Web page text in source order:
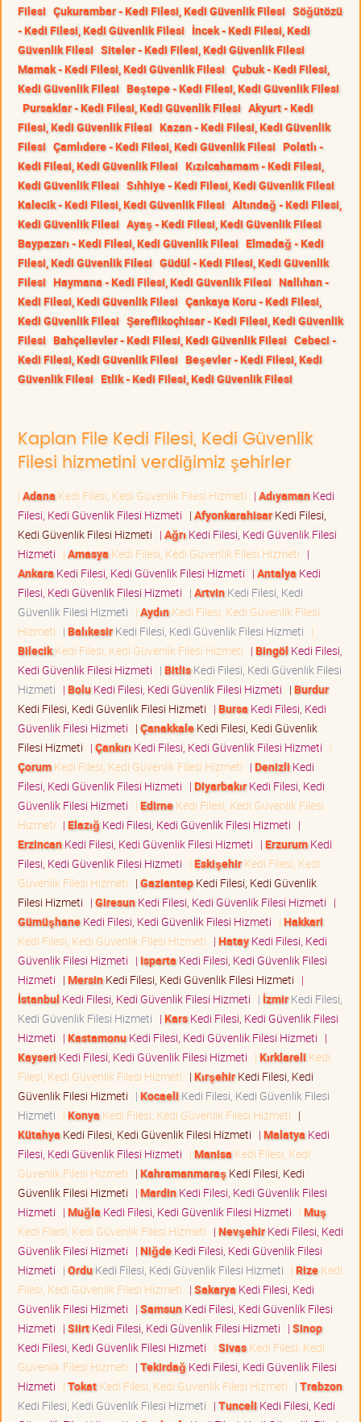
Filesi Çukurambar - Kedi Filesi, Kedi Güvenlik Filesi Söğütözü
- Kedi Filesi, Kedi Güvenlik Filesi İncek - Kedi Filesi, Kedi
Güvenlik Filesi Siteler - Kedi Filesi, Kedi Güvenlik Filesi
Mamak - Kedi Filesi, Kedi Güvenlik Filesi Çubuk - Kedi Filesi,
Kedi Güvenlik Filesi Beştepe - Kedi Filesi, Kedi Güvenlik Filesi
Pursaklar - Kedi Filesi, Kedi Güvenlik Filesi Akyurt - Kedi
Filesi, Kedi Güvenlik Filesi Kazan - Kedi Filesi, Kedi Güvenlik
Filesi Çamlıdere - Kedi Filesi, Kedi Güvenlik Filesi Polatlı -
Kedi Filesi, Kedi Güvenlik Filesi Kızılcahamam - Kedi Filesi,
Kedi Güvenlik Filesi Sıhhiye - Kedi Filesi, Kedi Güvenlik Filesi
Kalecik - Kedi Filesi, Kedi Güvenlik Filesi Altındağ - Kedi Filesi,
Kedi Güvenlik Filesi Ayaş - Kedi Filesi, Kedi Güvenlik Filesi
Baypazarı - Kedi Filesi, Kedi Güvenlik Filesi Elmadağ - Kedi
Filesi, Kedi Güvenlik Filesi Güdül - Kedi Filesi, Kedi Güvenlik
Filesi Haymana - Kedi Filesi, Kedi Güvenlik Filesi Nallıhan -
Kedi Filesi, Kedi Güvenlik Filesi Çankaya Koru - Kedi Filesi,
Kedi Güvenlik Filesi Şereflikoçhisar - Kedi Filesi, Kedi Güvenlik
Filesi Bahçelievler - Kedi Filesi, Kedi Güvenlik Filesi Cebeci -
Kedi Filesi, Kedi Güvenlik Filesi Beşevler - Kedi Filesi, Kedi
Güvenlik Filesi Etlik - Kedi Filesi, Kedi Güvenlik Filesi
Kaplan File Kedi Filesi, Kedi Güvenlik
Filesi hizmetini verdiğimiz şehirler
| Adana Kedi Filesi, Kedi Güvenlik Filesi Hizmeti | AdıyamanKedi
Filesi, Kedi Güvenlik Filesi Hizmeti | AfyonkarahisarKedi Filesi,
Kedi Güvenlik Filesi Hizmeti | Ağrı Kedi Filesi, Kedi Güvenlik Filesi
Hizmeti | Amasya Kedi Filesi, Kedi Güvenlik Filesi Hizmeti |
Ankara Kedi Filesi, Kedi Güvenlik Filesi Hizmeti | Antalya Kedi
Filesi, Kedi Güvenlik Filesi Hizmeti | ArtvinKedi Filesi, Kedi
Güvenlik Filesi Hizmeti | AydınKedi Filesi, Kedi Güvenlik Filesi
Hizmeti | BalıkesirKedi Filesi, Kedi Güvenlik Filesi Hizmeti |
BilecikKedi Filesi, Kedi Güvenlik Filesi Hizmeti | Bingöl Kedi Filesi,
Kedi Güvenlik Filesi Hizmeti | BitlisKedi Filesi, Kedi Güvenlik Filesi
Hizmeti | BoluKedi Filesi, Kedi Güvenlik Filesi Hizmeti | Burdur
Kedi Filesi, Kedi Güvenlik Filesi Hizmeti | Bursa Kedi Filesi, Kedi
Güvenlik Filesi Hizmeti | ÇanakkaleKedi Filesi, Kedi Güvenlik
Filesi Hizmeti | Çankırı Kedi Filesi, Kedi Güvenlik Filesi Hizmeti |
ÇorumKedi Filesi, Kedi Güvenlik Filesi Hizmeti | Denizli Kedi
Filesi, Kedi Güvenlik Filesi Hizmeti | DiyarbakırKedi Filesi, Kedi
Güvenlik Filesi Hizmeti | EdirneKedi Filesi, Kedi Güvenlik Filesi
Hizmeti | Elazığ Kedi Filesi, Kedi Güvenlik Filesi Hizmeti |
ErzincanKedi Filesi, Kedi Güvenlik Filesi Hizmeti | ErzurumKedi
Filesi, Kedi Güvenlik Filesi Hizmeti | EskişehirKedi Filesi, Kedi
Güvenlik Filesi Hizmeti | GaziantepKedi Filesi, Kedi Güvenlik
Filesi Hizmeti | GiresunKedi Filesi, Kedi Güvenlik Filesi Hizmeti |
GümüşhaneKedi Filesi, Kedi Güvenlik Filesi Hizmeti | Hakkari
Kedi Filesi, Kedi Güvenlik Filesi Hizmeti | HatayKedi Filesi, Kedi
Güvenlik Filesi Hizmeti | Isparta Kedi Filesi, Kedi Güvenlik Filesi
Hizmeti | MersinKedi Filesi, Kedi Güvenlik Filesi Hizmeti |
İstanbul Kedi Filesi, Kedi Güvenlik Filesi Hizmeti | İzmirKedi Filesi,
Kedi Güvenlik Filesi Hizmeti | KarsKedi Filesi, Kedi Güvenlik Filesi
Hizmeti | KastamonuKedi Filesi, Kedi Güvenlik Filesi Hizmeti |
Kayseri Kedi Filesi, Kedi Güvenlik Filesi Hizmeti | Kırklareli Kedi
Filesi, Kedi Güvenlik Filesi Hizmeti | KırşehirKedi Filesi, Kedi
Güvenlik Filesi Hizmeti | Kocaeli Kedi Filesi, Kedi Güvenlik Filesi
Hizmeti | Konya Kedi Filesi, Kedi Güvenlik Filesi Hizmeti |
Kütahya Kedi Filesi, Kedi Güvenlik Filesi Hizmeti | Malatya Kedi
Filesi, Kedi Güvenlik Filesi Hizmeti | Manisa Kedi Filesi, Kedi
Güvenlik Filesi Hizmeti | Kahramanmaraş Kedi Filesi, Kedi
Güvenlik Filesi Hizmeti | MardinKedi Filesi, Kedi Güvenlik Filesi
Hizmeti | Muğla Kedi Filesi, Kedi Güvenlik Filesi Hizmeti | Muş
Kedi Filesi, Kedi Güvenlik Filesi Hizmeti | NevşehirKedi Filesi, Kedi
Güvenlik Filesi Hizmeti | NiğdeKedi Filesi, Kedi Güvenlik Filesi
Hizmeti | OrduKedi Filesi, Kedi Güvenlik Filesi Hizmeti | RizeKedi
Filesi, Kedi Güvenlik Filesi Hizmeti | Sakarya Kedi Filesi, Kedi
Güvenlik Filesi Hizmeti | SamsunKedi Filesi, Kedi Güvenlik Filesi
Hizmeti | SiirtKedi Filesi, Kedi Güvenlik Filesi Hizmeti | Sinop
Kedi Filesi, Kedi Güvenlik Filesi Hizmeti | SivasKedi Filesi, Kedi
Güvenlik Filesi Hizmeti | Tekirdağ Kedi Filesi, Kedi Güvenlik Filesi
Hizmeti | TokatKedi Filesi, Kedi Güvenlik Filesi Hizmeti | Trabzon
Kedi Filesi, Kedi Güvenlik Filesi Hizmeti | Tunceli Kedi Filesi, Kedi